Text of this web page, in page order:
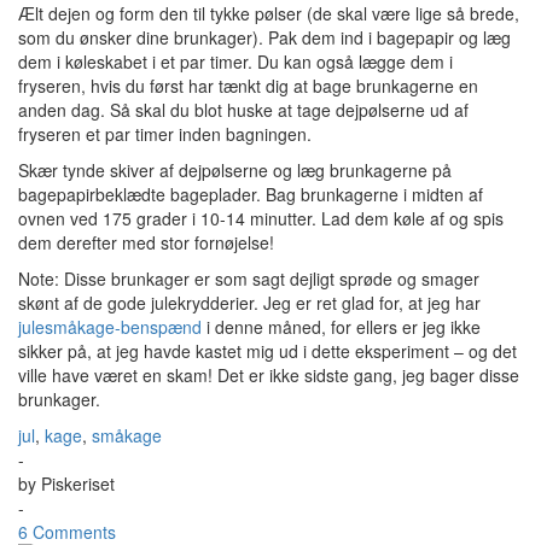
Ælt dejen og form den til tykke pølser (de skal være lige så brede,
som du ønsker dine brunkager). Pak dem ind i bagepapir og læg
dem i køleskabet i et par timer. Du kan også lægge dem i
fryseren, hvis du først har tænkt dig at bage brunkagerne en
anden dag. Så skal du blot huske at tage dejpølserne ud af
fryseren et par timer inden bagningen.
Skær tynde skiver af dejpølserne og læg brunkagerne på
bagepapirbeklædte bageplader. Bag brunkagerne i midten af
ovnen ved 175 grader i 10-14 minutter. Lad dem køle af og spis
dem derefter med stor fornøjelse!
Note: Disse brunkager er som sagt dejligt sprøde og smager
skønt af de gode julekrydderier. Jeg er ret glad for, at jeg har
julesmåkage-benspænd i denne måned, for ellers er jeg ikke
sikker på, at jeg havde kastet mig ud i dette eksperiment – og det
ville have været en skam! Det er ikke sidste gang, jeg bager disse
brunkager.
jul, kage, småkage
-
by Piskeriset
-
6 Comments